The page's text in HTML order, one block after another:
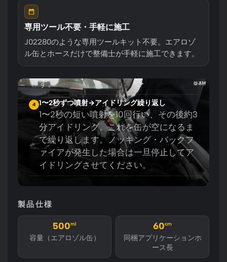
専用ツール不要・手軽に施工
J02280のような専用ツールキット不要。エアロゾ
ル缶とホースだけで整備士が手軽に施工できます。
は使用不可
エンジンを約1500rpmに設定
す。
4 1〜2秒ずつ噴射→アイドリング繰り返し
1〜2秒の短い噴射を10回行い、その後約3
分アイドリング。これを缶が空になるま
で繰り返します。ノッキング・バックフ
ァイアが発生した場合は一旦停止してア
イドリングさせてください。
製品仕様
500ml
容量（エアロゾル缶）
60cm
同梱アプリケーションホ
ース長